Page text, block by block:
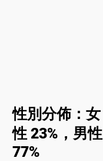
wc
性別分佈：女
性 23%，男性
77%